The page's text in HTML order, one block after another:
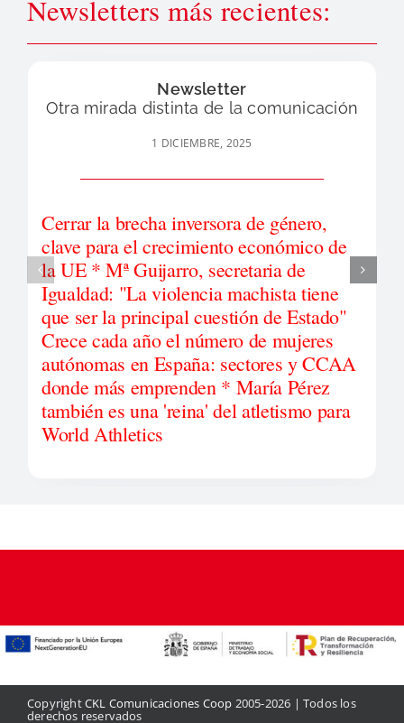
Newsletters más recientes:
Newsletter
Otra mirada distinta de la comunicación
1 DICIEMBRE, 2025
Cerrar la brecha inversora de género,
clave para el crecimiento económico de
la UE * Mª Guijarro, secretaria de
Igualdad: "La violencia machista tiene
que ser la principal cuestión de Estado"
Crece cada año el número de mujeres
autónomas en España: sectores y CCAA
donde más emprenden * María Pérez
también es una 'reina' del atletismo para
World Athletics
CopyrightCKL Comunicaciones Coop 2005-2026 | Todos los
derechos reservados